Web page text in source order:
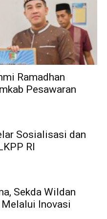
Ramadhan
Pesawaran
Sosialisasi dan
RI
Sekda Wildan
Melalui Inovasi